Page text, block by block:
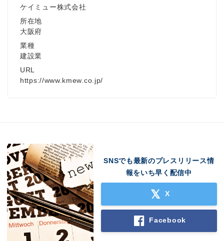
ケイミュー株式会社
所在地
大阪府
業種
建設業
URL
https://www.kmew.co.jp/
SNSでも最新のプレスリリース情
報をいち早く配信中
X
Facebook
Japanese